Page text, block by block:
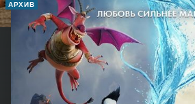
АРХИВ